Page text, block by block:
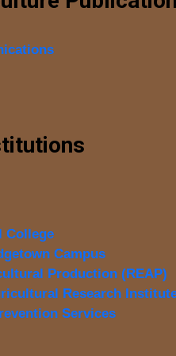
College
Campus
Production (REAP)
Research
Services